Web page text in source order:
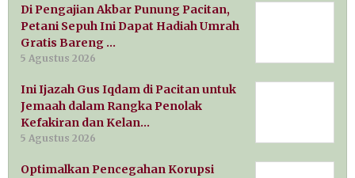
Di Pengajian Akbar Punung Pacitan,
Petani Sepuh Ini Dapat Hadiah Umrah
Gratis Bareng …
5 Agustus 2026
Ini Ijazah Gus Iqdam di Pacitan untuk
Jemaah dalam Rangka Penolak
Kefakiran dan Kelan…
5 Agustus 2026
Optimalkan Pencegahan Korupsi